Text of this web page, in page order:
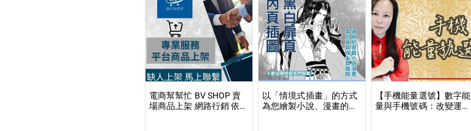
電商幫幫忙 BV SHOP 賣
場商品上架 網路行銷 依照
以「情境式插畫」的方式
為您繪製小說、漫畫的黑
【手機能量選號】數字能
量與手機號碼：改變運勢